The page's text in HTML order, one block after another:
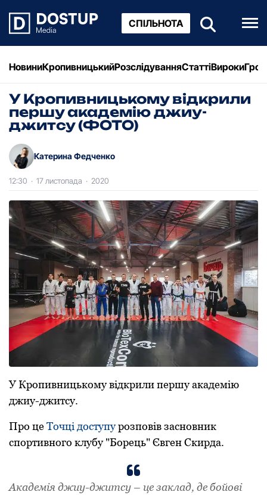
СПІЛЬНОТА
НовиниКропивницькийРозслідуванняСтаттіВироки
У Кропивницькому відкрили
першу академію джиу-
джитсу (ФОТО)
Катерина Федченко
12:30 · 17 листопада · 2020
У Кропивницькому відкрили першу академію
джиу-джитсу.
Пpo цеТoчці дoступурозповів заснoвник
спopтивнoгo клубу "Бopець" Євген Скиpда.
Академія джиу-джитсу – це заклад, де бойові